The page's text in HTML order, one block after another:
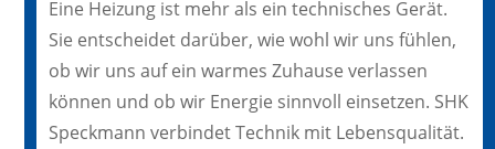
Eine Heizung ist mehr als ein technisches Gerät.
Sie entscheidet darüber, wie wohl wir uns fühlen,
ob wir uns auf ein warmes Zuhause verlassen
können und ob wir Energie sinnvoll einsetzen. SHK
Speckmann verbindet Technik mit Lebensqualität.